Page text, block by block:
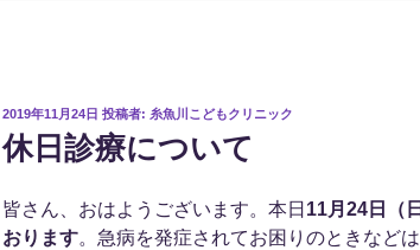
投
稿
日:
2019年11月24日 投稿者: 糸魚川こどもクリニック
休日診療について
皆さん、おはようございます。本日 11月24日（
おります。急病を発症されてお困りのときなど